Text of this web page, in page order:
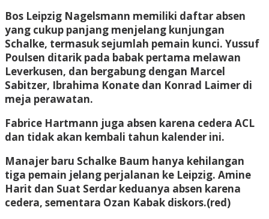
Bos Leipzig Nagelsmann memiliki daftar absen
yang cukup panjang menjelang kunjungan
Schalke, termasuk sejumlah pemain kunci. Yussuf
Poulsen ditarik pada babak pertama melawan
Leverkusen, dan bergabung dengan Marcel
Sabitzer, Ibrahima Konate dan Konrad Laimer di
meja perawatan.
Fabrice Hartmann juga absen karena cedera ACL
dan tidak akan kembali tahun kalender ini.
Manajer baru Schalke Baum hanya kehilangan
tiga pemain jelang perjalanan ke Leipzig. Amine
Harit dan Suat Serdar keduanya absen karena
cedera, sementara Ozan Kabak diskors.(red)